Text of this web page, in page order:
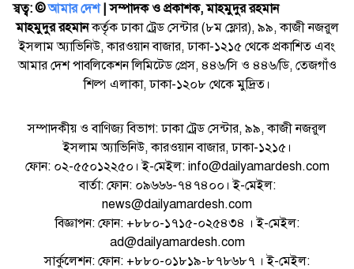
স্বত্ব: ©️আমার দেশ| সম্পাদক ও প্রকাশক, মাহমুদুর রহমান
মাহমুদুর রহমানকর্তৃক ঢাকা ট্রেড সেন্টার (৮ম ফ্লোর), ৯৯, কাজী নজরুল
ইসলাম অ্যাভিনিউ, কারওয়ান বাজার, ঢাকা-১২১৫ থেকে প্রকাশিত এবং
আমার দেশ পাবলিকেশন লিমিটেড প্রেস, ৪৪৬/সি ও ৪৪৬/ডি, তেজগাঁও
শিল্প এলাকা, ঢাকা-১২০৮ থেকে মুদ্রিত।
সম্পাদকীয় ও বাণিজ্য বিভাগ: ঢাকা ট্রেড সেন্টার, ৯৯, কাজী নজরুল
ইসলাম অ্যাভিনিউ, কারওয়ান বাজার, ঢাকা-১২১৫।
ফোন: ০২-৫৫০১২২৫০। ই-মেইল: info@dailyamardesh.com
বার্তা: ফোন: ০৯৬৬৬-৭৪৭৪০০। ই-মেইল:
news@dailyamardesh.com
বিজ্ঞাপন: ফোন: +৮৮০-১৭১৫-০২৫৪৩৪ । ই-মেইল:
ad@dailyamardesh.com
সার্কুলেশন: ফোন: +৮৮০-০১৮১৯-৮৭৮৬৮৭ । ই-মেইল: